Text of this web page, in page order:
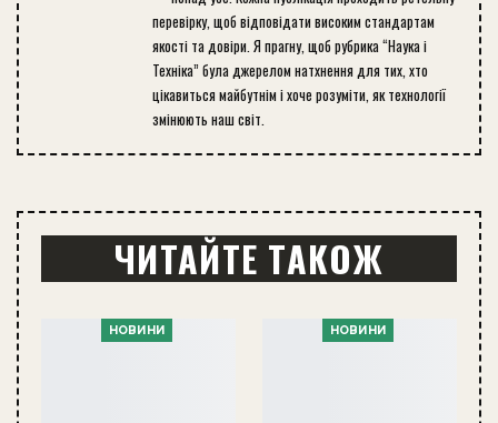
перевірку, щоб відповідати високим стандартам
якості та довіри. Я прагну, щоб рубрика “Наука і
Техніка” була джерелом натхнення для тих, хто
цікавиться майбутнім і хоче розуміти, як технології
змінюють наш світ.
ЧИТАЙТЕ ТАКОЖ
НОВИНИ НОВИНИ